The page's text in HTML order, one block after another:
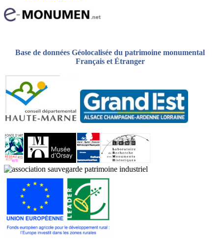
Base de données Géolocalisée du patrimoine monumental
Français et Étranger